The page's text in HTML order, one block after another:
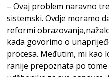
– Ovaj problem naravno
sistemski. Ovdje moramo
reformi
kada govorimo o
procesa. Međutim, mi kao
ranije prepoznata po